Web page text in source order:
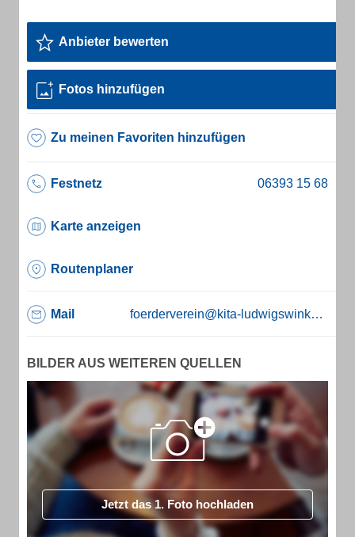
Anbieter bewerten
Fotos hinzufügen
Zu meinen Favoriten hinzufügen
Festnetz
Karte anzeigen
Routenplaner
Mail foerderverein@kita-ludwigswinkel.de
BILDER AUS WEITEREN QUELLEN
Jetzt das 1. Foto hochladen